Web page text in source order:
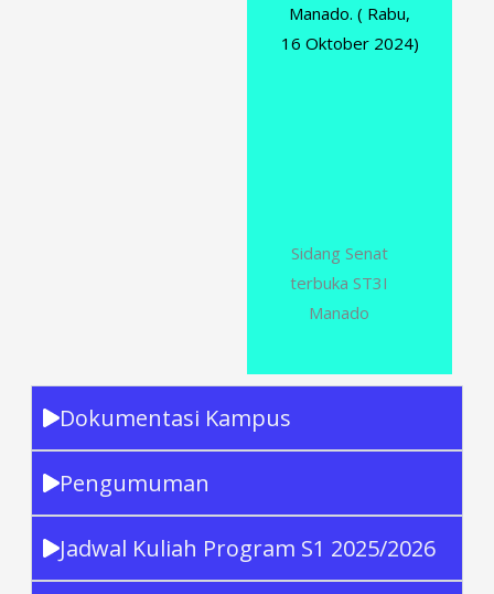
Manado. ( Rabu,
16 Oktober 2024)
Sidang Senat
terbuka ST3I
Manado
Dokumentasi Kampus
Pengumuman
Jadwal Kuliah Program S1 2025/2026